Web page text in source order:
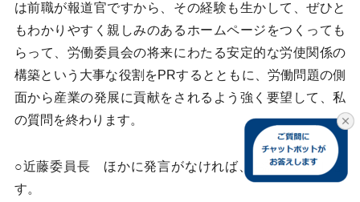
は前職が報道官ですから、その経験も生かして、ぜひと
もわかりやすく親しみのあるホームページをつくっても
らって、労働委員会の将来にわたる安定的な労使関係の
構築という大事な役割をPRするとともに、労働問題の側
面から産業の発展に貢献をされるよう強く要望して、私
の質問を終わります。
○近藤委員長 ほかに発言がなければ、お諮りいたしま
す。